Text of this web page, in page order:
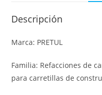
Descripción
Marca: PRETUL
Familia: Refacciones de
para carretillas de